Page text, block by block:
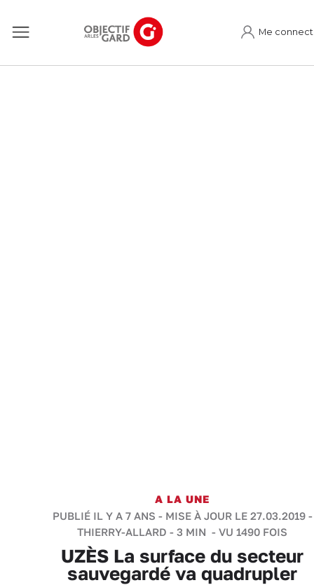
Me
A LA UNE
PUBLIÉ IL Y A 7 ANS - MISE À JOUR LE 27.03.2019 -
THIERRY-ALLARD - 3 MIN - VU 1490 FOIS
UZÈS La surface du secteur
sauvegardé va quadrupler